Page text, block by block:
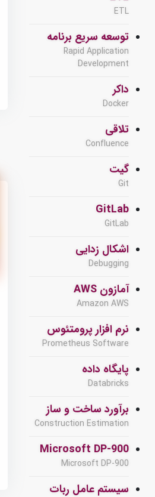
ETL
توسعه سریع برنامه
Rapid Application
Development
داکر
Docker
تلاقی
Confluence
گیت
Git
GitLab
GitLab
اشکال زدایی
Debugging
آمازون AWS
Amazon AWS
نرم افزار پرومتئوس
Prometheus Software
پایگاه داده
Databricks
برآورد ساخت و ساز
Construction Estimation
Microsoft DP-900
Microsoft DP-900
سیستم عامل ربات